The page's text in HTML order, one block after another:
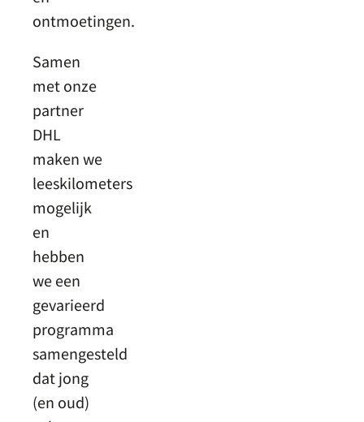
ontmoetingen.
Samen
met onze
partner
DHL
maken we
leeskilometers
mogelijk
en
hebben
we een
gevarieerd
programma
samengesteld
dat jong
(en oud)